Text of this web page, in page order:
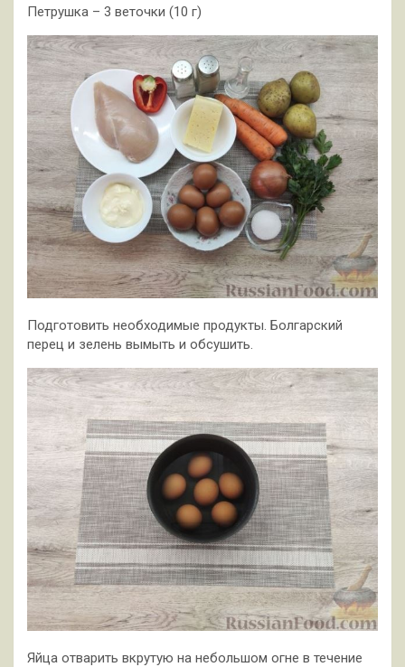
Петрушка – 3 веточки (10 г)
Подготовить необходимые продукты. Болгарский
перец и зелень вымыть и обсушить.
Яйца отварить вкрутую на небольшом огне в течение